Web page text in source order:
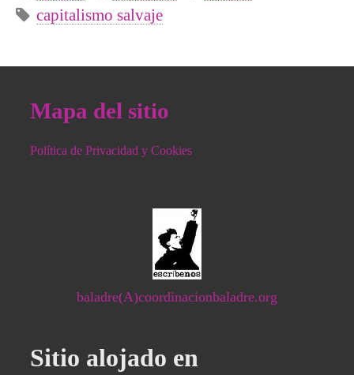
capitalismo salvaje
Mapa del sitio
Política de Privacidad y Cookies
baladre(A)coordinacionbaladre.org
Sitio alojado en